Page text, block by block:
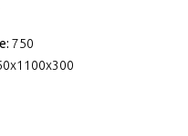
750